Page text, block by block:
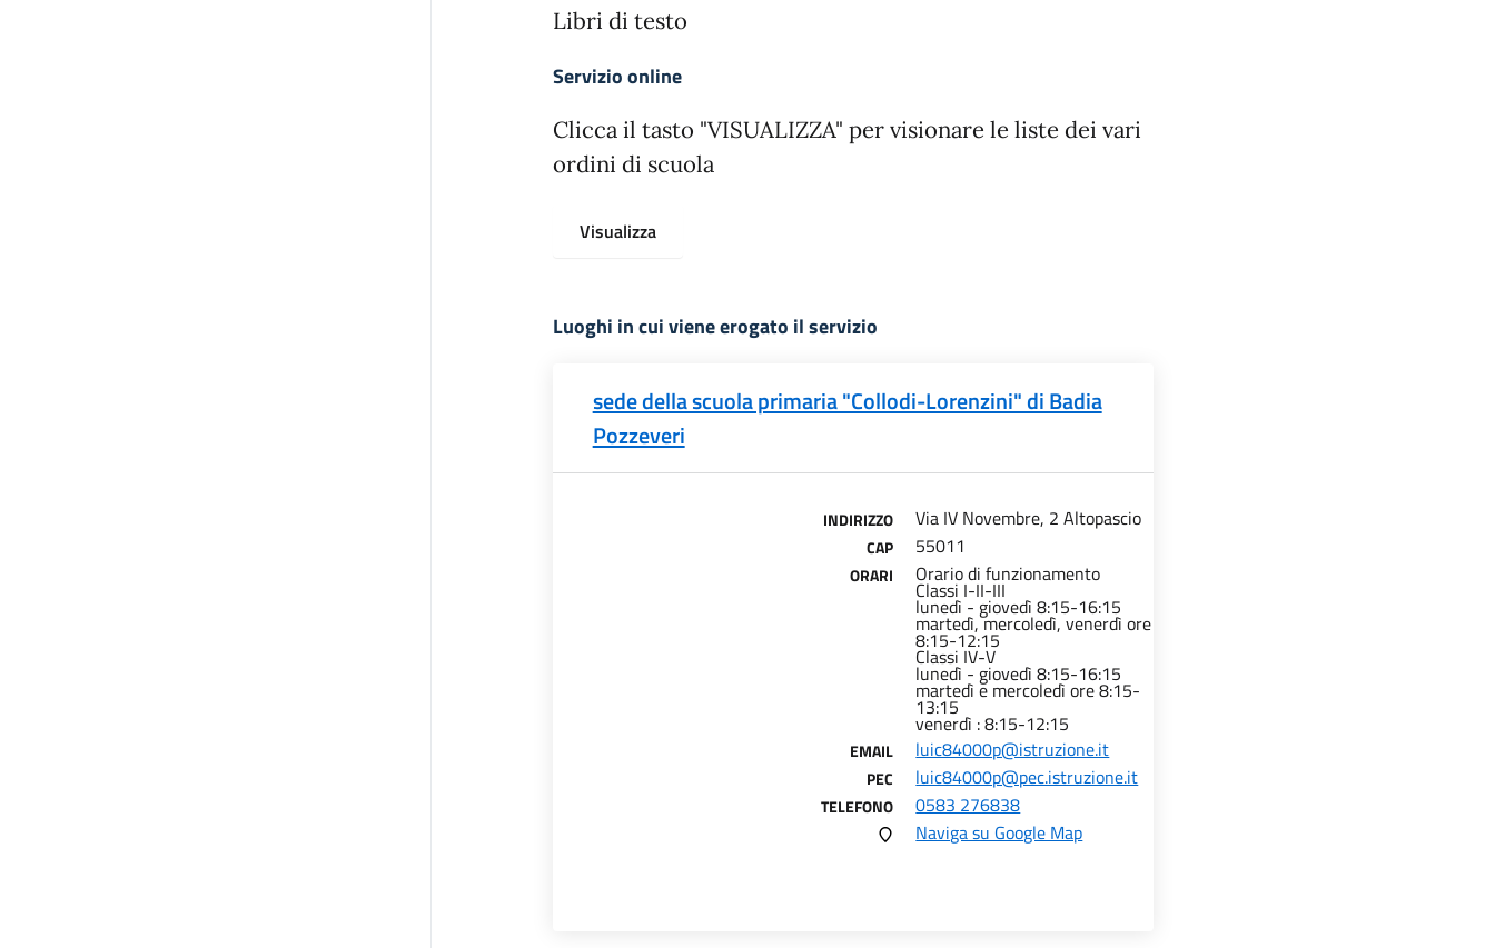
Libri di testo
Servizio online
Clicca il tasto "VISUALIZZA" per visionare le liste dei vari
ordini di scuola
Visualizza
Luoghi in cui viene erogato il servizio
sede della scuola primaria "Collodi-Lorenzini" di Badia
Pozzeveri
INDIRIZZO Via IV Novembre, 2 Altopascio
CAP 55011
ORARI Orario di funzionamento
Classi I-II-III
lunedì - giovedì 8:15-16:15
martedì, mercoledì, venerdì ore
8:15-12:15
Classi IV-V
lunedì - giovedì 8:15-16:15
martedì e mercoledì ore 8:15-
13:15
venerdì : 8:15-12:15
EMAIL luic84000p@istruzione.it
PEC luic84000p@pec.istruzione.it
TELEFONO
0583 276838
Naviga su Google Map